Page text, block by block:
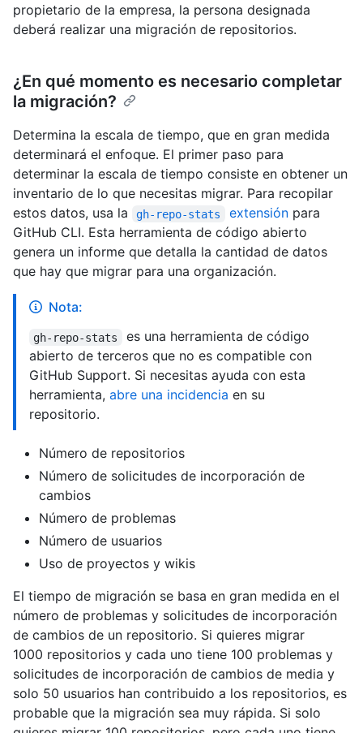
propietario de la empresa, la persona designada
deberá realizar una migración de repositorios.
¿En qué momento es necesario completar
la migración?
Determina la escala de tiempo, que en gran medida
determinará el enfoque. El primer paso para
determinar la escala de tiempo consiste en obtener un
inventario de lo que necesitas migrar. Para recopilar
estos datos, usa la
gh-repo-stats extensiónpara
GitHub CLI. Esta herramienta de código abierto
genera un informe que detalla la cantidad de datos
que hay que migrar para una organización.
Nota:
gh-repo-stats
es una herramienta de código
abierto de terceros que no es compatible con
GitHub Support. Si necesitas ayuda con esta
herramienta, abre una incidencia en su
repositorio.
Número de repositorios
Número de solicitudes de incorporación de
cambios
Número de problemas
Número de usuarios
Uso de proyectos y wikis
El tiempo de migración se basa en gran medida en el
número de problemas y solicitudes de incorporación
de cambios de un repositorio. Si quieres migrar
1000 repositorios y cada uno tiene 100 problemas y
solicitudes de incorporación de cambios de media y
solo 50 usuarios han contribuido a los repositorios, es
probable que la migración sea muy rápida. Si solo